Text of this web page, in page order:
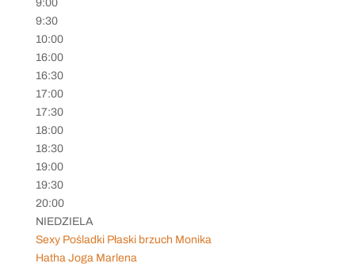
9:00
9:30
10:00
16:00
16:30
17:00
17:30
18:00
18:30
19:00
19:30
20:00
NIEDZIELA
Sexy Pośladki Płaski brzuch Monika
Hatha Joga Marlena